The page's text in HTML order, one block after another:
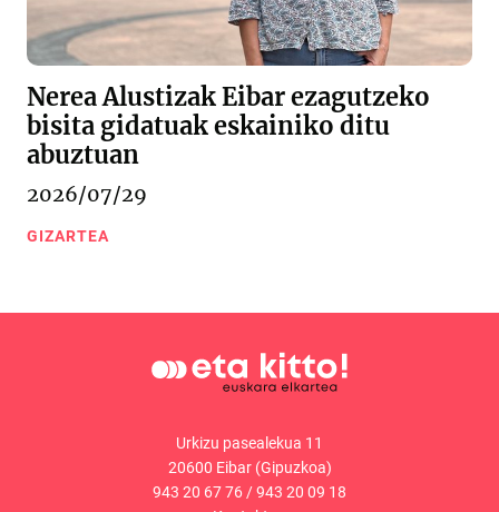
Nerea Alustizak Eibar ezagutzeko
bisita gidatuak eskainiko ditu
abuztuan
2026/07/29
GIZARTEA
Urkizu pasealekua 11
20600 Eibar (Gipuzkoa)
943 20 67 76/943 20 09 18